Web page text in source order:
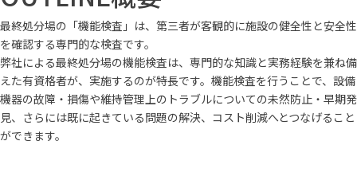
最終処分場の「機能検査」は、第三者が客観的に施設の健全性と安全性
を確認する専門的な検査です。
弊社による最終処分場の機能検査は、専門的な知識と実務経験を兼ね備
えた有資格者が、実施するのが特長です。機能検査を行うことで、設備
機器の故障・損傷や維持管理上のトラブルについての未然防止・早期発
見、さらには既に起きている問題の解決、コスト削減へとつなげること
ができます。